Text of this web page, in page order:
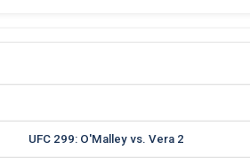
UFC 299: O'Malley vs. Vera 2